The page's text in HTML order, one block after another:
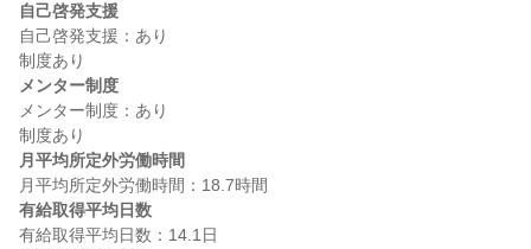
自己啓発支援
自己啓発支援：あり
メンター制度
メンター制度：あり
月平均所定外労働時間
有給取得平均日数